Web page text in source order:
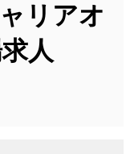
リアオ
人